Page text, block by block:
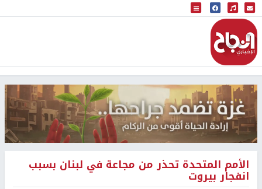
البث المباشر
إذاعة النجاح
الأمم المتحدة تحذر من مجاعة في لبنان بسبب
انفجار بيروت